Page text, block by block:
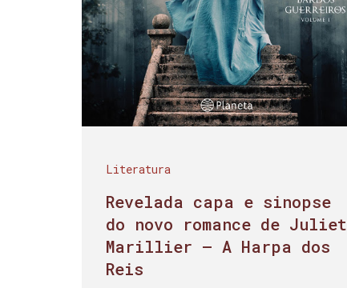
Literatura
Revelada capa e sinopse
do novo romance de Juliet
Marillier – A Harpa dos
Reis